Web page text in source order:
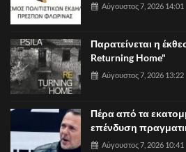
Αύγουστος 7, 2026 14:01
Παρατείνεται η
Returning Home"
Αύγουστος 7, 2026 13:22
Πέρα από τα
επένδυση
Αύγουστος 7, 2026 10:41